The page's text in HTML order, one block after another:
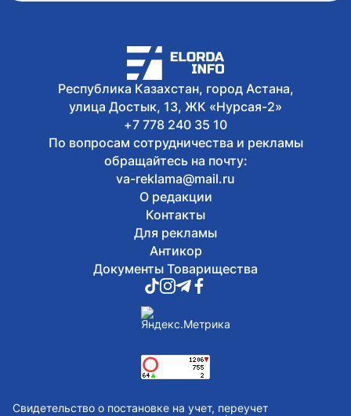
Республика Казахстан, город Астана,
улица Достык, 13, ЖК «Нурсая-2»
+7 778 240 35 10
По вопросам сотрудничества и рекламы
обращайтесь на почту:
va-reklama@mail.ru
О редакции
Контакты
Для рекламы
Антикор
Документы Товарищества
Свидетельство о постановке на учет, переучет